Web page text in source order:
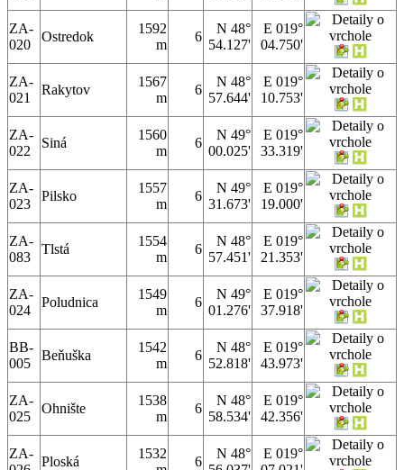
ZA-
020
Ostredok
1592
m
6
N 48°
54.127'
E 019°
04.750'
ZA-
021
Rakytov
1567
m
6
N 48°
57.644'
E 019°
10.753'
ZA-
022
Siná
1560
m
6
N 49°
00.025'
E 019°
33.319'
ZA-
023
Pilsko
1557
m
6
N 49°
31.673'
E 019°
19.000'
ZA-
083
Tlstá
1554
m
6
N 48°
57.451'
E 019°
21.353'
ZA-
024
Poludnica
1549
m
6
N 49°
01.276'
E 019°
37.918'
BB-
005
Beňuška
1542
m
6
N 48°
52.818'
E 019°
43.973'
ZA-
025
Ohnište
1538
m
6
N 48°
58.534'
E 019°
42.356'
ZA-
Ploská
1532
6
N 48°
E 019°